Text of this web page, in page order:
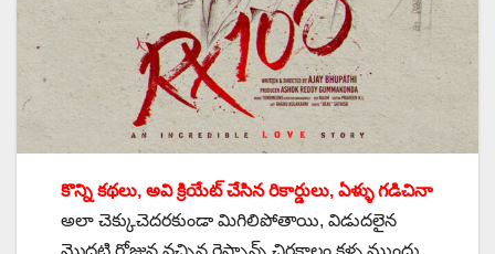
కొన్ని కథలు, అవి క్రియేట్ చేసిన రికార్డులు, ఏళ్ళు గడిచినా
అలా చెక్కుచెదరకుండా మిగిలిపోతాయి, విడుదలైన
మొదటి రోజున వచ్చిన రెస్పాన్స్ చిరకాలం కళ్ళ ముందు